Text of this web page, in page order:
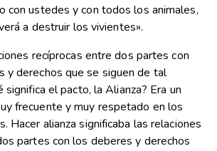
con ustedes y con todos los animales,
a destruir los vivientes».
recíprocas entre dos partes con
y derechos que se siguen de tal
significa el pacto, la Alianza? Era un
frecuente y muy respetado en los
Hacer alianza significaba las relaciones
partes con los deberes y derechos